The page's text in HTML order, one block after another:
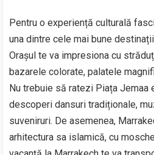
Pentru o experiență culturală
una dintre cele mai bune
Orașul te va impresiona cu
bazarele colorate, palatele
Nu trebuie să ratezi Piața Jemaa
descoperi dansuri tradiționale,
suveniruri. De asemenea,
arhitectura sa islamică, cu